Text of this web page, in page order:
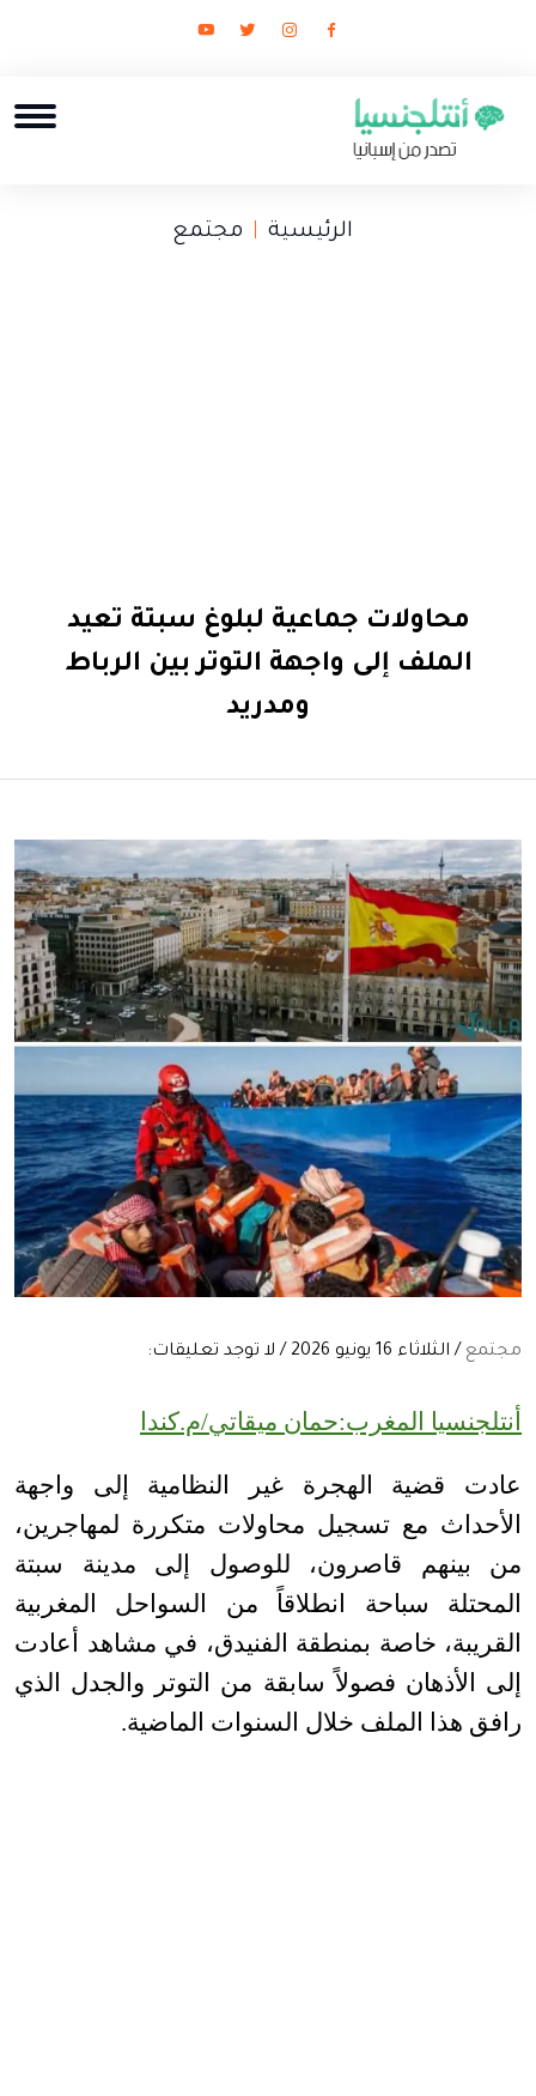
الرئيسية مجتمع
محاولات جماعية لبلوغ سبتة تعيد
الملف إلى واجهة التوتر بين الرباط
ومدريد
مجتمع / الثلاثاء 16 يونيو 2026 / لا توجد تعليقات:
أنتلجنسيا المغرب:حمان ميقاتي/م.كندا
عادت قضية الهجرة غير النظامية إلى واجهة
الأحداث مع تسجيل محاولات متكررة لمهاجرين،
من بينهم قاصرون، للوصول إلى مدينة سبتة
المحتلة سباحة انطلاقاً من السواحل المغربية
القريبة، خاصة بمنطقة الفنيدق، في مشاهد أعادت
إلى الأذهان فصولاً سابقة من التوتر والجدل الذي
رافق هذا الملف خلال السنوات الماضية.